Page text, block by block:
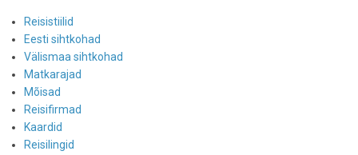
Reisistiilid
Eesti sihtkohad
Välismaa sihtkohad
Matkarajad
Mõisad
Reisifirmad
Kaardid
Reisilingid